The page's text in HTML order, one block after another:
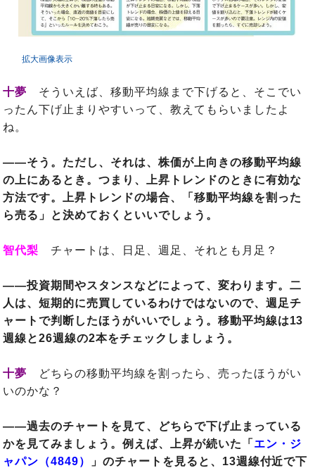
拡大画像表示
十夢 そういえば、移動平均線まで下げると、そこでい
ったん下げ止まりやすいって、教えてもらいましたよ
ね。
――そう。ただし、それは、株価が上向きの移動平均線
の上にあるとき。つまり、上昇トレンドのときに有効な
方法です。上昇トレンドの場合、「移動平均線を割った
ら売る」と決めておくといいでしょう。
智代梨 チャートは、日足、週足、それとも月足？
――投資期間やスタンスなどによって、変わります。二
人は、短期的に売買しているわけではないので、週足チ
ャートで判断したほうがいいでしょう。移動平均線は13
週線と26週線の2本をチェックしましょう。
十夢 どちらの移動平均線を割ったら、売ったほうがい
いのかな？
――過去のチャートを見て、どちらで下げ止まっている
かを見てみましょう。例えば、上昇が続いた「 エン・ジ
ャパン（4849）
」のチャートを見ると、13週線付近で下